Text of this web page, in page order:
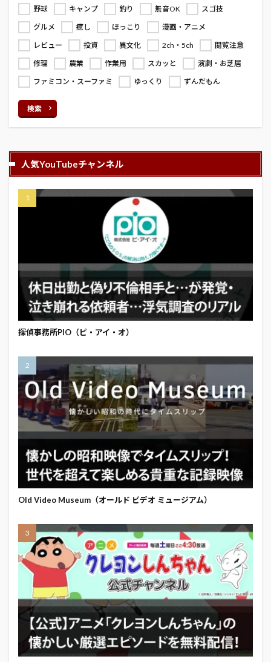
野球 キャンプ 釣り 無音OK
スゴ技
グルメ
癒し ほっこり
漫画・アニメ
レビュー
投資 異文化 2ch・5ch
閲覧注意
修理
農業 作業用 スカッと
演劇・お芝居
ファミコン・スーファミ
ゆっくり ずんだもん
検索
人気YouTubeチャンネル
探偵事務所PIO（ピ・アイ・オ）
Old Video Museum（オールド ビデオ ミュージアム）